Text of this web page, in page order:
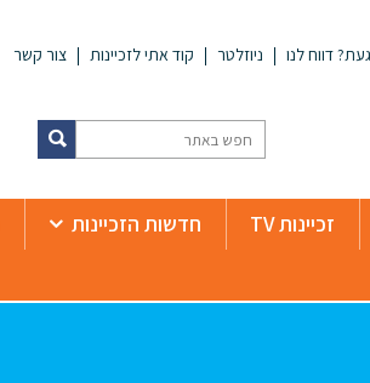
דווח לנו ניוזלטר קוד אתי לזכיינות צור קשר
זכיינות TV חדשות הזכיינות